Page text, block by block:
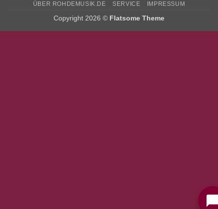
ÜBER ROHDEMUSIK.DE SERVICE IMPRESSUM
Copyright 2026 © Flatsome Theme